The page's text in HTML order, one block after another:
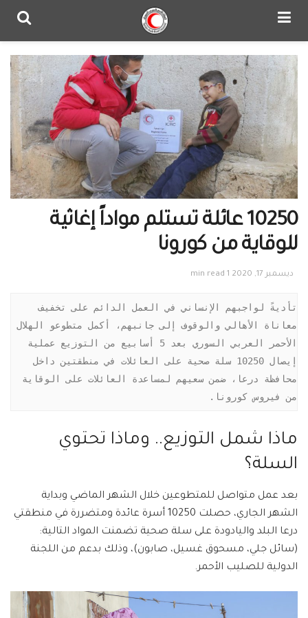
10250 عائلة تستلم مواداً إغاثية
للوقاية من كورونا
ديسمبر 17, 2020 1 min read
تأديةً لواجبهم الإنساني في العمل الدائم على تخفيف
من فيروس كورونا.
ماذا شمل التوزيع.. وماذا تحتوي
السلة؟
بعد عمل متواصل للمتطوعين خلال الشهر الماضي وبداية
الشهر الجاري، حصلت 10250 أسرة عائدة ومتضررة في منطقتي
درعا البلد واليادودة على سلة صحية تضمنت المواد التالية:
(سائل جلي، مسحوق غسيل، صابون)، وذلك بدعم من اللجنة
الدولية للصليب الأحمر.